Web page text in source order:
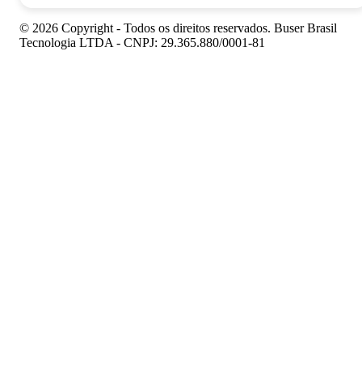
© 2026 Copyright - Todos os direitos reservados. Buser Brasil
Tecnologia LTDA - CNPJ: 29.365.880/0001-81